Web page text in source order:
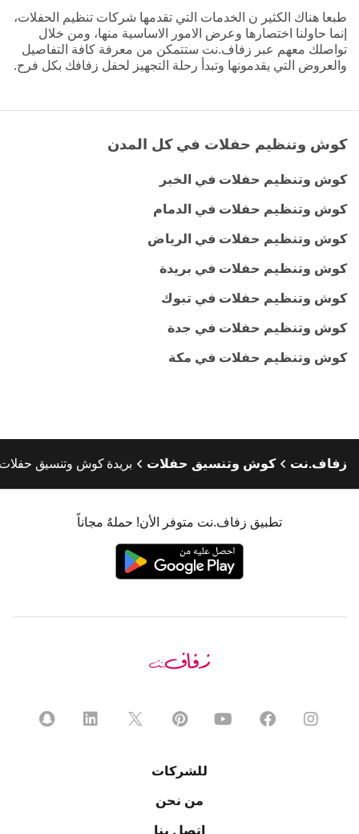
طبعا هناك الكثير ن الخدمات التي تقدمها شركات تنظيم الحفلات،
إنما حاولنا اختصارها وعرض الامور الاساسية منها، ومن خلال
تواصلك معهم عبر زفاف.نت ستتمكن من معرفة كافة التفاصيل
والعروض التي يقدمونها وتبدأ رحلة التجهيز لحفل زفافك بكل فرح.
كوش وتنظيم حفلات في كل المدن
كوش وتنظيم حفلات في الخبر
كوش وتنظيم حفلات في الدمام
كوش وتنظيم حفلات في الرياض
كوش وتنظيم حفلات في بريدة
كوش وتنظيم حفلات في تبوك
كوش وتنظيم حفلات في جدة
كوش وتنظيم حفلات في مكة
زفاف.نت كوش وتنسيق حفلات بريدة كوش وتنسيق
تطبيق زفاف.نت متوفر الأن! حملهٌ مجاناً
للشركات
من نحن
اتصل بنا